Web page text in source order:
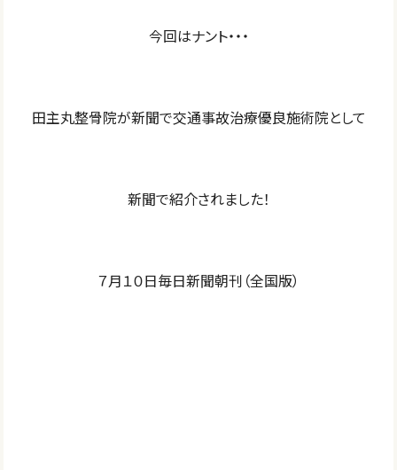
今回はナント・・・
田主丸整骨院が新聞で交通事故治療優良施術院として
新聞で紹介されました！
７月１０日毎日新聞朝刊（全国版）